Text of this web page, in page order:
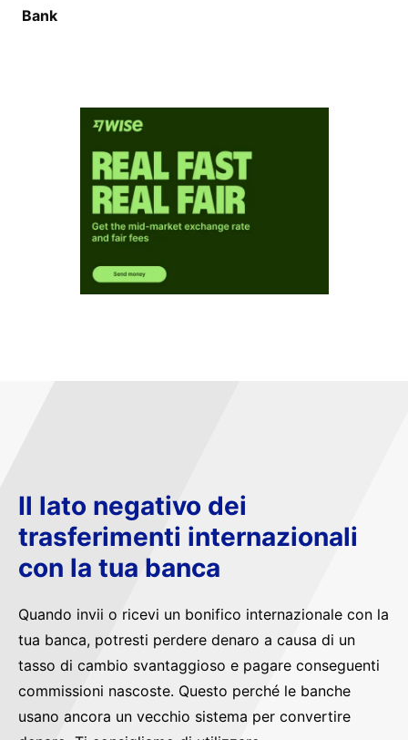
Bank
Il lato negativo dei
trasferimenti internazionali
con la tua banca
Quando invii o ricevi un bonifico internazionale con la
tua banca, potresti perdere denaro a causa di un
tasso di cambio svantaggioso e pagare conseguenti
commissioni nascoste. Questo perché le banche
usano ancora un vecchio sistema per convertire